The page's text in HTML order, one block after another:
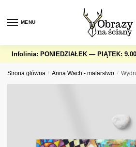
navigation
content
MENU
Infolinia: PONIEDZIAŁEK — PIĄTEK:
Strona główna / Anna Wach - malarstwo /